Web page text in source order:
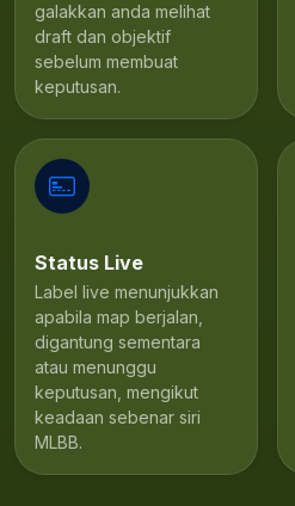
galakkan anda melihat
draft dan objektif
sebelum membuat
keputusan.
Status Live
Label live menunjukkan
apabila map berjalan,
digantung sementara
atau menunggu
keputusan, mengikut
keadaan sebenar siri
MLBB.